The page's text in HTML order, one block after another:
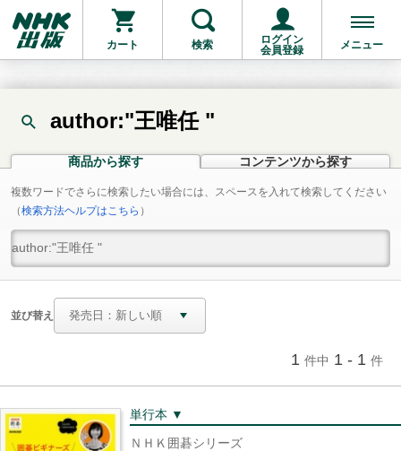
カート 検索
ログイン
会員登録
メニュー
author:"王唯任 "
商品から探す コンテンツから探す
複数ワードでさらに検索したい場合には、スペースを入れて検索してください
（検索方法ヘルプはこちら ）
並び替え
1 件中 1 - 1 件
単行本 ▼
ＮＨＫ囲碁シリーズ